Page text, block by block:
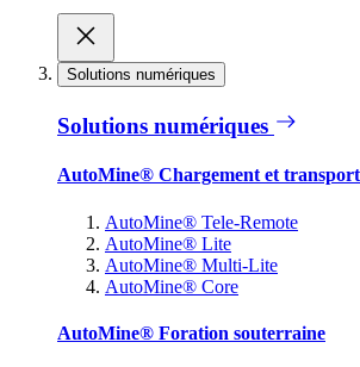
Solutions numériques
Solutions numériques
AutoMine® Chargement et
AutoMine® Tele-Remote
AutoMine® Lite
AutoMine® Multi-Lite
AutoMine® Core
AutoMine® Foration souterraine